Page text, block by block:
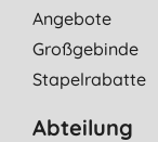
Angebote
Großgebinde
Stapelrabatte
Abteilung